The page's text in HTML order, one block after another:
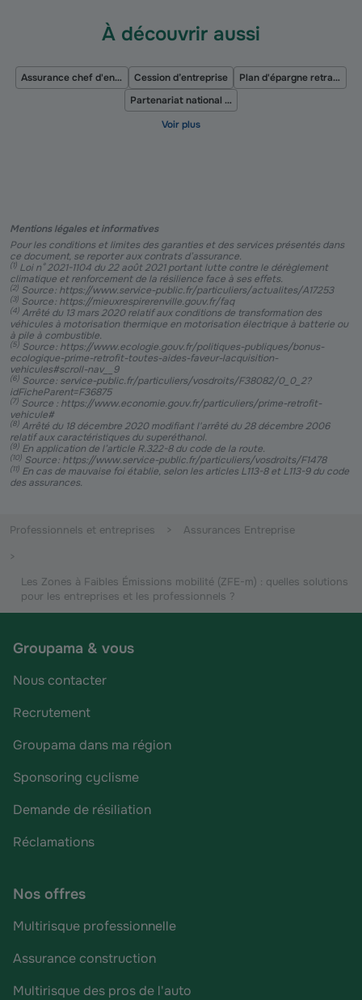
À découvrir aussi
Assurance chef d'entreprise Cession d’entreprise
Plan d'épargne retraite
Partenariat national Groupe CAPEB
Mentions légales et informatives
Pour les conditions et limites des garanties et des services présentés dans
ce document, se reporter aux contrats d’assurance.
(1) Loi n° 2021-1104 du 22 août 2021 portant lutte contre le dérèglement
climatique et renforcement de la résilience face à ses effets.
(2) Source : https://www.service-public.fr/particuliers/actualites/A17253
(3) Source : https://mieuxrespirerenville.gouv.fr/faq
(4) Arrêté du 13 mars 2020 relatif aux conditions de transformation des
véhicules à motorisation thermique en motorisation électrique à batterie ou
à pile à combustible.
(5) Source : https://www.ecologie.gouv.fr/politiques-publiques/bonus-
ecologique-prime-retrofit-toutes-aides-faveur-lacquisition-
vehicules#scroll-nav__9
(6) Source : service-public.fr/particuliers/vosdroits/F38082/0_0_2?
idFicheParent=F36875
(7) Source : https://www.economie.gouv.fr/particuliers/prime-retrofit-
vehicule#
(8) Arrêté du 18 décembre 2020 modifiant l'arrêté du 28 décembre 2006
relatif aux caractéristiques du superéthanol.
(9) En application de l’article R.322-8 du code de la route.
(10) Source : https://www.service-public.fr/particuliers/vosdroits/F1478
(11) En cas de mauvaise foi établie, selon les articles L113-8 et L113-9 du code
des assurances.
Professionnels et entreprises Assurances Entreprise
Les Zones à Faibles Émissions mobilité (ZFE-m) : quelles solutions
pour les entreprises et les professionnels ?
Groupama & vous
Nous contacter
Recrutement
Groupama dans ma région
Sponsoring cyclisme
Demande de résiliation
Réclamations
Nos offres
Multirisque professionnelle
Assurance construction
Multirisque des pros de l'auto